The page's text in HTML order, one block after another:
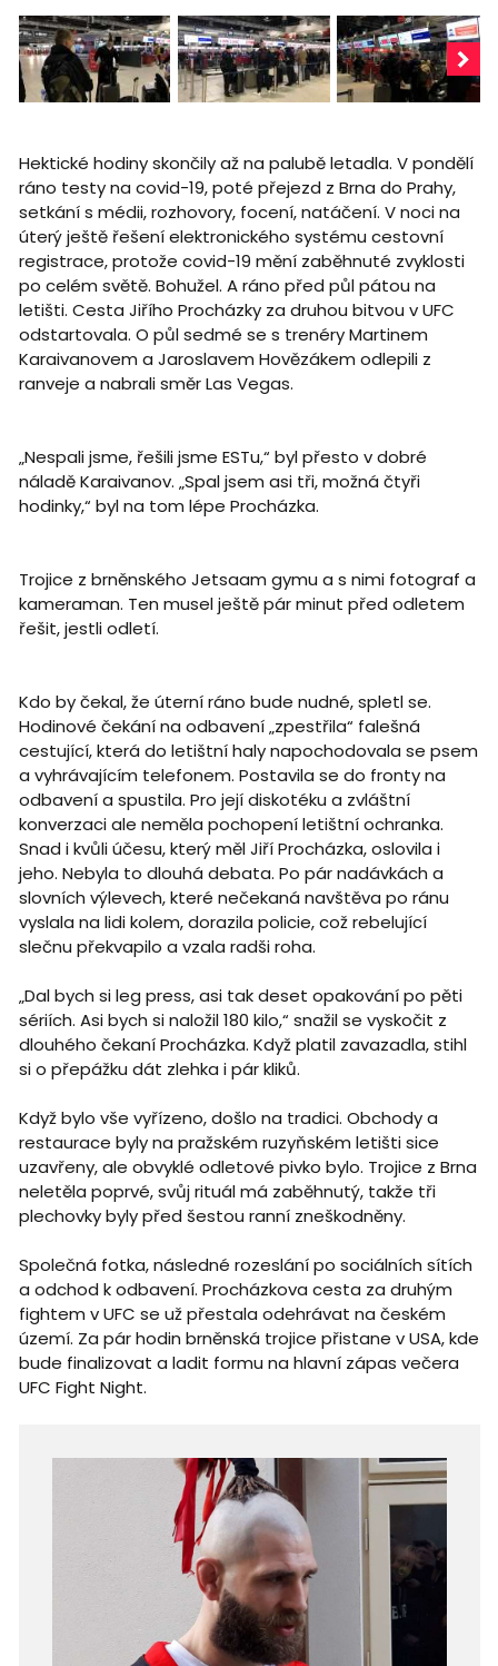
Hektické hodiny skončily až na palubě letadla. V pondělí
ráno testy na covid-19, poté přejezd z Brna do Prahy,
setkání s médii, rozhovory, focení, natáčení. V noci na
úterý ještě řešení elektronického systému cestovní
registrace, protože covid-19 mění zaběhnuté zvyklosti
po celém světě. Bohužel. A ráno před půl pátou na
letišti. Cesta Jiřího Procházky za druhou bitvou v UFC
odstartovala. O půl sedmé se s trenéry Martinem
Karaivanovem a Jaroslavem Hovězákem odlepili z
ranveje a nabrali směr Las Vegas.
„Nespali jsme, řešili jsme ESTu,“ byl přesto v dobré
náladě Karaivanov. „Spal jsem asi tři, možná čtyři
hodinky,“ byl na tom lépe Procházka.
Trojice z brněnského Jetsaam gymu a s nimi fotograf a
kameraman. Ten musel ještě pár minut před odletem
řešit, jestli odletí.
Kdo by čekal, že úterní ráno bude nudné, spletl se.
Hodinové čekání na odbavení „zpestřila“ falešná
cestující, která do letištní haly napochodovala se psem
a vyhrávajícím telefonem. Postavila se do fronty na
odbavení a spustila. Pro její diskotéku a zvláštní
konverzaci ale neměla pochopení letištní ochranka.
Snad i kvůli účesu, který měl Jiří Procházka, oslovila i
jeho. Nebyla to dlouhá debata. Po pár nadávkách a
slovních výlevech, které nečekaná navštěva po ránu
vyslala na lidi kolem, dorazila policie, což rebelující
slečnu překvapilo a vzala radši roha.
„Dal bych si leg press, asi tak deset opakování po pěti
sériích. Asi bych si naložil 180 kilo,“ snažil se vyskočit z
dlouhého čekaní Procházka. Když platil zavazadla, stihl
si o přepážku dát zlehka i pár kliků.
Když bylo vše vyřízeno, došlo na tradici. Obchody a
restaurace byly na pražském ruzyňském letišti sice
uzavřeny, ale obvyklé odletové pivko bylo. Trojice z Brna
neletěla poprvé, svůj rituál má zaběhnutý, takže tři
plechovky byly před šestou ranní zneškodněny.
Společná fotka, následné rozeslání po sociálních sítích
a odchod k odbavení. Procházkova cesta za druhým
fightem v UFC se už přestala odehrávat na českém
území. Za pár hodin brněnská trojice přistane v USA, kde
bude finalizovat a ladit formu na hlavní zápas večera
UFC Fight Night.